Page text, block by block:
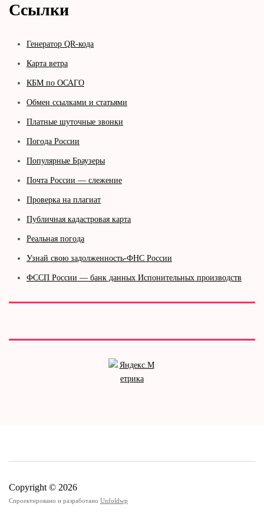
Ссылки
Генератор QR-кода
Карта ветра
КБМ по ОСАГО
Обмен ссылками и статьями
Платные шуточные звонки
Погода России
Популярные Браузеры
Почта России — слежение
Проверка на плагиат
Публичная кадастровая карта
Реальная погода
Узнай свою задолженность-ФНС России
ФССП России — банк данных Испонительных производств
Copyright © 2026
Спроектировано и разработано Unfoldwp